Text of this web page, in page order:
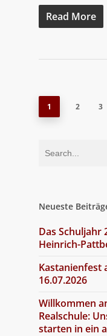
Read More
1 2 3
Neueste
Das Schuljahr
Heinrich-
Kastanienfest
16.07.2026
Willkommen
Realschule:
starten in ein